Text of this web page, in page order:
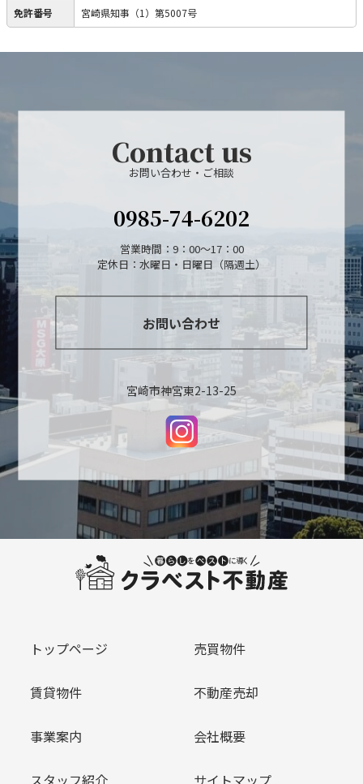
免許番号 宮崎県知事（1）第5007号
Contact us
お問い合わせ・ご相談
0985-74-6202
営業時間：9：00～17：00
定休日：水曜日・日曜日（隔週土）
お問い合わせ
宮崎市神宮東2-13-25
トップページ 売買物件
賃貸物件 不動産売却
事業案内 会社概要
スタッフ紹介 サイトマップ